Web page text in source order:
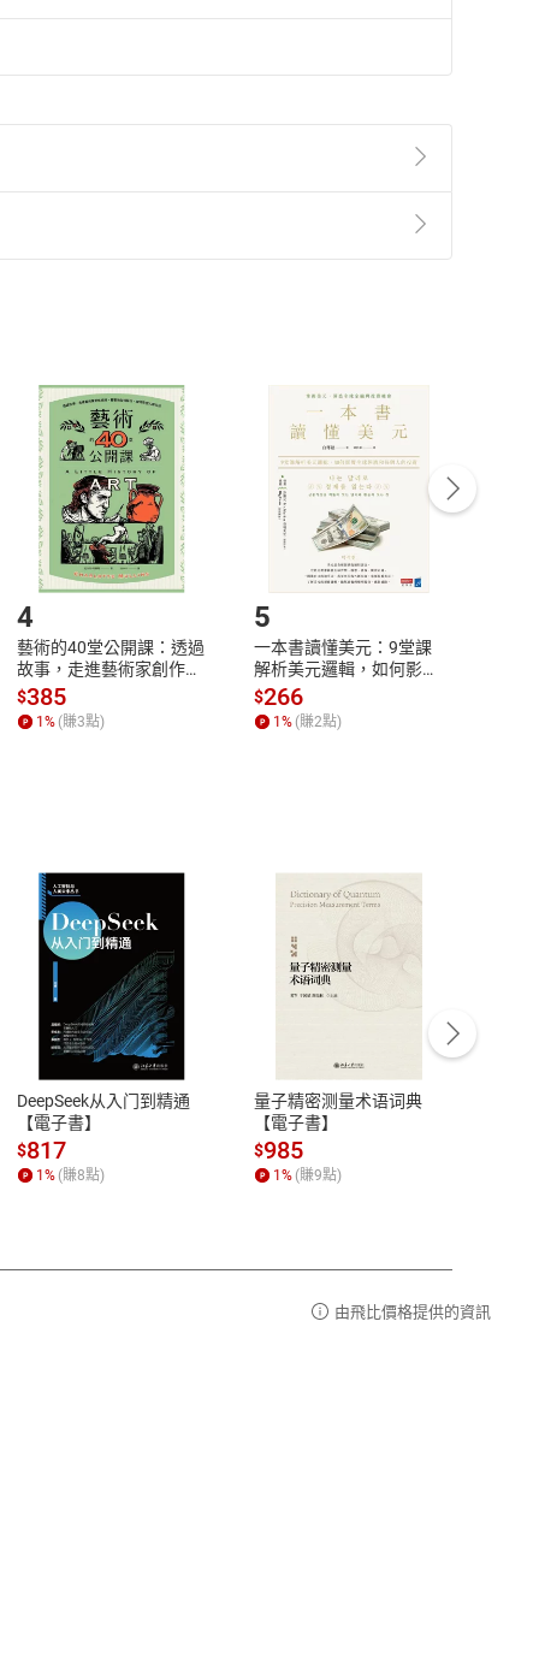
第2條第5款之規定，「非以有形媒介提供之數位
點選「瀏覽訂單明細」 「申請取消訂單/ 退
貨。
付款方式
Payment
完成訂單
Complete
號，下載書籍後看書
性
參
客服資訊
服務時間：週一到週五 10:00-12:00、
13:00-17:00 (國定假日及例假日休息)
客服電話：0080-1857077
4
藝術的40堂公開課：透過
故事，走進藝術家創作現
場，看藝術如何誕生、如
何形塑人類生活【電子
書】
$385
1% (賺3點)
5
一本書讀懂美元：9堂課
解析美元邏輯，如何影響
全球經濟和每個人的投資
【電子書】
$266
1% (賺2點)
DeepSeek从入门到精通
【電子書】
$817
1% (賺8點)
量子精密测量术语词典
【電子書】
$985
1% (賺9點)
由飛比價格提供的資訊